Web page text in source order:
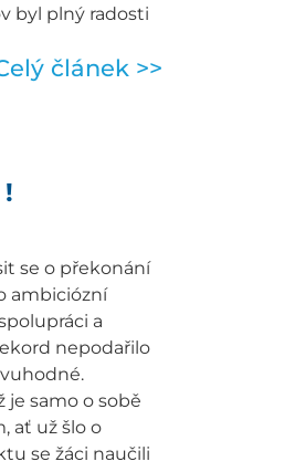
byl plný radosti
článek >>
se o překonání
ambiciózní
a
nepodařilo
je samo o sobě
ať už šlo o
se žáci naučili